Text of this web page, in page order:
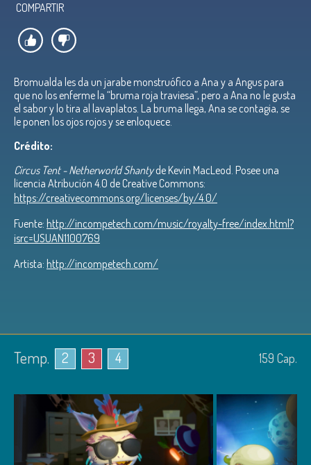
COMPARTIR
Bromualda les da un jarabe monstruófico a Ana y a Angus para
que no los enferme la “bruma roja traviesa”, pero a Ana no le gusta
el sabor y lo tira al lavaplatos. La bruma llega, Ana se contagia, se
le ponen los ojos rojos y se enloquece.
Crédito:
Circus Tent - Netherworld Shantyde Kevin MacLeod. Posee una
licencia Atribución 4.0 de Creative Commons:
https://creativecommons.org/licenses/by/4.0/
Fuente: http://incompetech.com/music/royalty-free/index.html?
isrc=USUAN1100769
Artista: http://incompetech.com/
Temp. 2 3 4 159 Cap.